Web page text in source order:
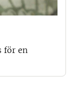
för en